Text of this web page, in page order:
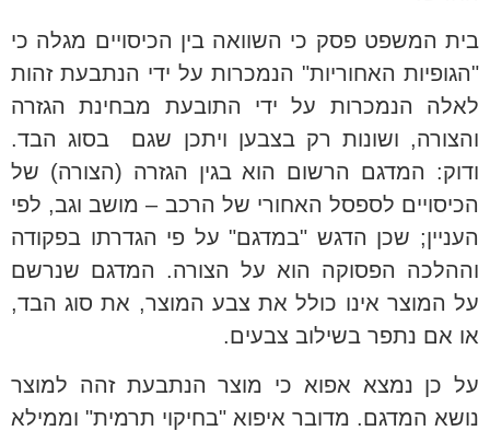
בית המשפט פסק כי השוואה בין הכיסויים מגלה כי
"הגופיות האחוריות" הנמכרות על ידי הנתבעת זהות
לאלה הנמכרות על ידי התובעת מבחינת הגזרה
והצורה, ושונות רק בצבען ויתכן שגם בסוג הבד.
ודוק: המדגם הרשום הוא בגין הגזרה (הצורה) של
הכיסויים לספסל האחורי של הרכב – מושב וגב, לפי
העניין; שכן הדגש "במדגם" על פי הגדרתו בפקודה
וההלכה הפסוקה הוא על הצורה. המדגם שנרשם
על המוצר אינו כולל את צבע המוצר, את סוג הבד,
או אם נתפר בשילוב צבעים.
על כן נמצא אפוא כי מוצר הנתבעת זהה למוצר
נושא המדגם. מדובר איפוא "בחיקוי תרמית" וממילא